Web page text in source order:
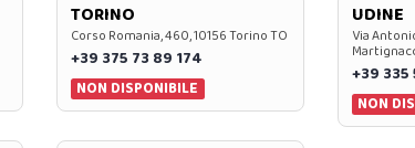
TORINO
Corso Romania, 460, 10156 Torino TO
+39 375 73 89 174
NON DISPONIBILE
UDINE
Via
+39 335
NON